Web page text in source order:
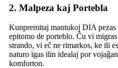
2. Malpeza kaj Portebla
Kunpremitaj mantukoj DIA pezas
epitomo de porteblo. Ĉu vi
strando, vi eĉ ne rimarkos, ke ili
naturo igas ilin idealaj por
komforton.